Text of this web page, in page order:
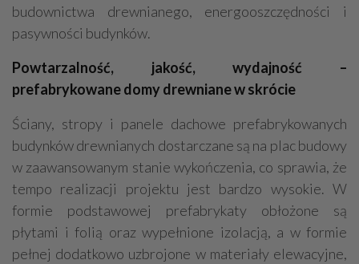
budownictwa drewnianego, energooszczędności i
pasywności budynków.
Powtarzalność, jakość, wydajność –
prefabrykowane domy drewniane w skrócie
Ściany, stropy i panele dachowe prefabrykowanych
budynków drewnianych dostarczane są na plac budowy
w zaawansowanym stanie wykończenia, co sprawia, że
tempo realizacji projektu jest bardzo wysokie. W
formie podstawowej prefabrykaty obłożone są
płytami i folią oraz wypełnione izolacją, a w formie
pełnej dodatkowo uzbrojone w materiały elewacyjne,